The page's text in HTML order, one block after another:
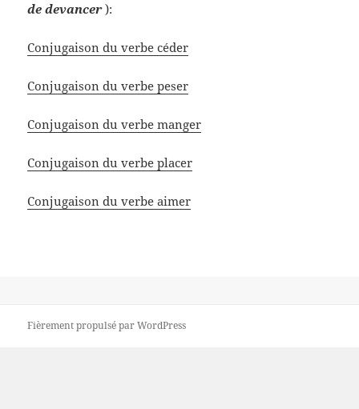
de devancer):
Conjugaison du verbe céder
Conjugaison du verbe peser
Conjugaison du verbe manger
Conjugaison du verbe placer
Conjugaison du verbe aimer
Fièrement propulsé par WordPress